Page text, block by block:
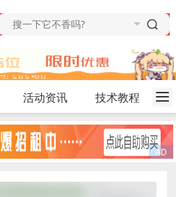
活动资讯 技术教程